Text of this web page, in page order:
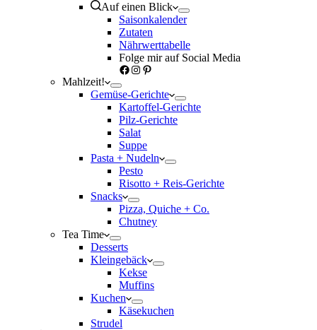
Auf einen Blick
Saisonkalender
Zutaten
Nährwerttabelle
Folge mir auf Social Media
Facebook
Instagram
Pinterest
Mahlzeit!
Gemüse-Gerichte
Kartoffel-Gerichte
Pilz-Gerichte
Salat
Suppe
Pasta + Nudeln
Pesto
Risotto + Reis-Gerichte
Snacks
Pizza, Quiche + Co.
Chutney
Tea Time
Desserts
Kleingebäck
Kekse
Muffins
Kuchen
Käsekuchen
Strudel